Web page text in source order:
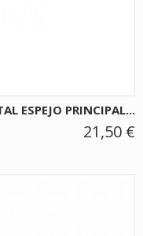
ESPEJO PRINCIPAL...
21,50 €